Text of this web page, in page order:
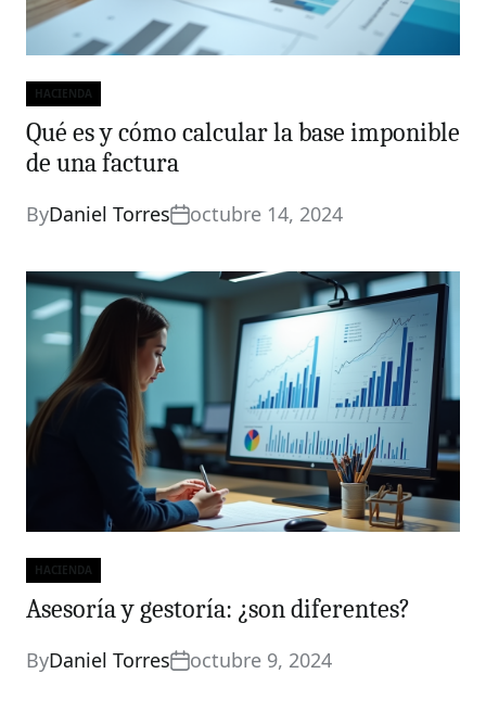
Categories
HACIENDA
Qué es y cómo calcular la base imponible
de una factura
ByDaniel Torres octubre 14, 2024
Categories
HACIENDA
Asesoría y gestoría: ¿son diferentes?
ByDaniel Torres octubre 9, 2024